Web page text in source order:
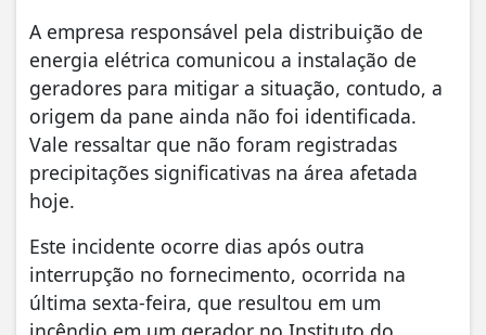
A empresa responsável pela distribuição de
energia elétrica comunicou a instalação de
geradores para mitigar a situação, contudo, a
origem da pane ainda não foi identificada.
Vale ressaltar que não foram registradas
precipitações significativas na área afetada
hoje.
Este incidente ocorre dias após outra
interrupção no fornecimento, ocorrida na
última sexta-feira, que resultou em um